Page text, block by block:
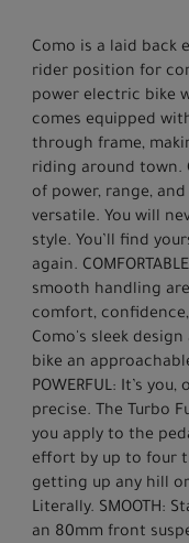
Como is a laid back
rider position for
power electric bike
comes equipped
through frame,
riding around town.
of power, range,
versatile. You will
style. You’ll find
again.
smooth handling
comfort, confidence,
Como's sleek
bike an
POWERFUL: It’s
precise. The Turbo
you apply to the
effort by up to four
getting up any hill
Literally. SMOOTH:
an 80mm front